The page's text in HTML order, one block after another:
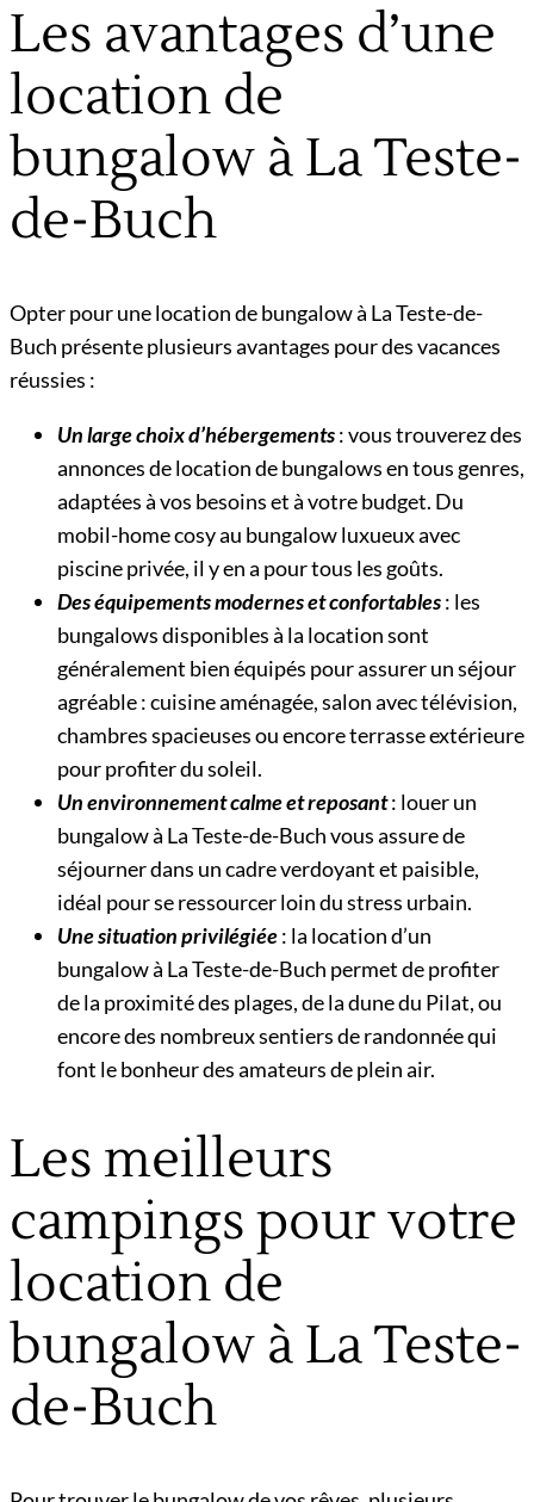
Les avantages d’une
location de
bungalow à La Teste-
de-Buch
Opter pour une location de bungalow à La Teste-de-
Buch présente plusieurs avantages pour des vacances
réussies :
Un large choix d’hébergements: vous trouverez des
annonces de location de bungalows en tous genres,
adaptées à vos besoins et à votre budget. Du
mobil-home cosy au bungalow luxueux avec
piscine privée, il y en a pour tous les goûts.
Des équipements modernes et confortables: les
bungalows disponibles à la location sont
généralement bien équipés pour assurer un séjour
agréable : cuisine aménagée, salon avec télévision,
chambres spacieuses ou encore terrasse extérieure
pour profiter du soleil.
Un environnement calme et reposant: louer un
bungalow à La Teste-de-Buch vous assure de
séjourner dans un cadre verdoyant et paisible,
idéal pour se ressourcer loin du stress urbain.
Une situation privilégiée: la location d’un
bungalow à La Teste-de-Buch permet de profiter
de la proximité des plages, de la dune du Pilat, ou
encore des nombreux sentiers de randonnée qui
font le bonheur des amateurs de plein air.
Les meilleurs
campings pour votre
location de
bungalow à La Teste-
de-Buch